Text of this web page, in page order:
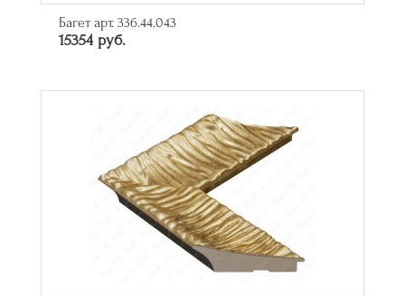
Багет арт. 336.44.043
15354 руб.